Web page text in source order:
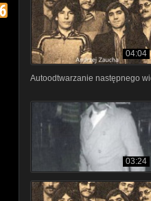
04:04
Autoodtwarzanie następnego
03:24